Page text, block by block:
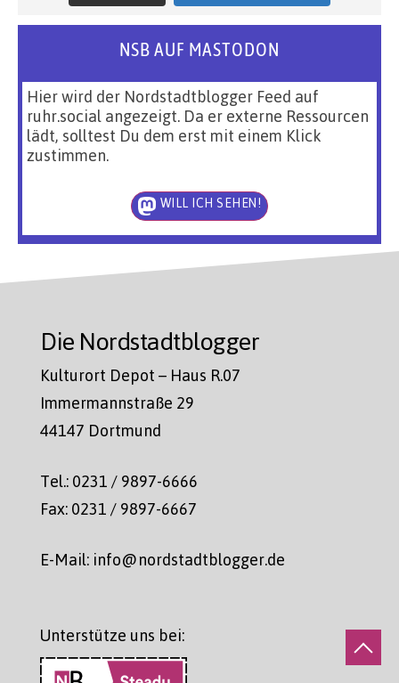
NSB AUF MASTODON
Hier wird der Nordstadtblogger Feed auf
ruhr.social angezeigt. Da er externe Ressourcen
lädt, solltest Du dem erst mit einem Klick
zustimmen.
WILL ICH SEHEN!
Die Nordstadtblogger
Kulturort Depot – Haus R.07
Immermannstraße 29
44147 Dortmund
Tel.: 0231 / 9897-6666
Fax: 0231 / 9897-6667
E-Mail: info@nordstadtblogger.de
Unterstütze uns bei: